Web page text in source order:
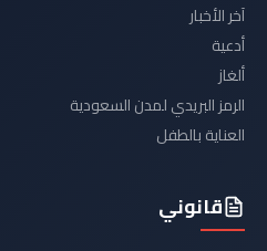
آخر الأخبار
أدعية
ألغاز
الرمز البريدي لمدن السعودية
العناية بالطفل
قانوني